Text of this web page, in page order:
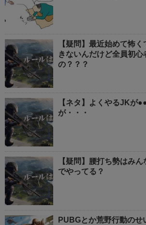
【疑問】最近始めて怖
きないんだけど全員初心
の？？？
【ネタ】よくやるJKが
が・・・
【疑問】腰打ち勢はみ
でやってる？
PUBGとか荒野行動のせ